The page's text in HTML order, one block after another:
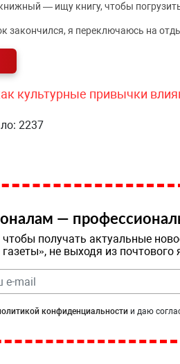
— ищу книгу, чтобы
закончился, я переключаюсь на
культурные привычки
2237
—
получать актуальные
газеты», не выходя из почтового
конфиденциальности и даю